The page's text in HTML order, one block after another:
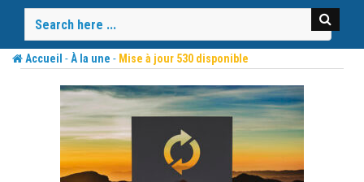
content
Accueil -À la une - Mise à jour 530 disponible